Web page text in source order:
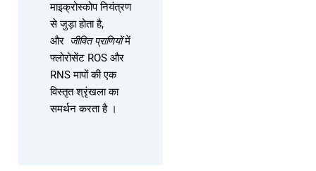
माइक्रोस्कोप नियंत्रण
से जुड़ा होता है,
और जीवित प्राणियोंमें
फ्लोरोसेंट ROS और
RNS मापों की एक
विस्तृत श्रृंखला का
समर्थन करता है ।